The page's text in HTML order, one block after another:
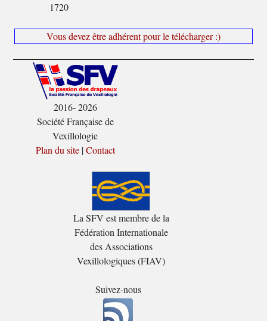
1720
Vous devez être adhérent pour le télécharger :)
2016- 2026
Société Française de
Vexillologie
Plan du site|Contact
La SFV est membre de la
Fédération Internationale
des Associations
Vexillologiques (FIAV)
Suivez-nous